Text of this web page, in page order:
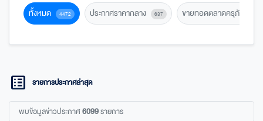
ทั้งหมด 4472 ประกาศราคากลาง 637 ขายทอดตลาดครุภัณฑ์
list_alt รายการประกาศล่าสุด
พบข้อมูลข่าวประกาศ6099รายการ